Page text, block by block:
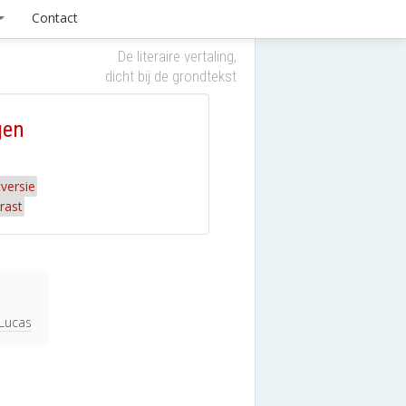
Contact
De literaire vertaling,
dicht bij de grondtekst